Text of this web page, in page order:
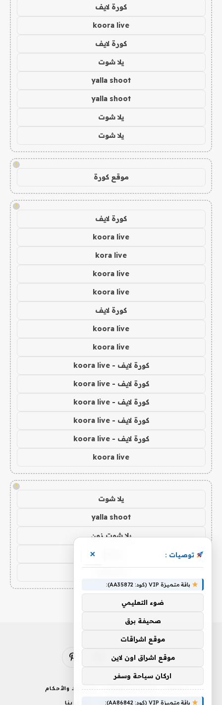
كورة لايف
koora live
كورة لايف
يلا شوت
yalla shoot
yalla shoot
يلا شوت
يلا شوت
!
موقع كورة
!
كورة لايف
koora live
kora live
koora live
koora live
كورة لايف
koora live
koora live
كورة لايف - koora live
كورة لايف - koora live
كورة لايف - koora live
كورة لايف - koora live
كورة لايف - koora live
koora live
!
يلا شوت
yalla shoot
يلا شوت زون
توصيات : ×
باقة متميزة VIP (كود: AA35872):
ضوء التعليمي
صحيفة برق
موقع اشراقات
موقع اشراق اون لاين
اركان سياحة وسفر
باقة متميزة VIP (كود: AA86842):
فيسبوك
X
الانستغرامبينتيريست
من نحن إخلاء المسؤولية الشروط والأحكام
سياسة الخصوصية اتصل بنا